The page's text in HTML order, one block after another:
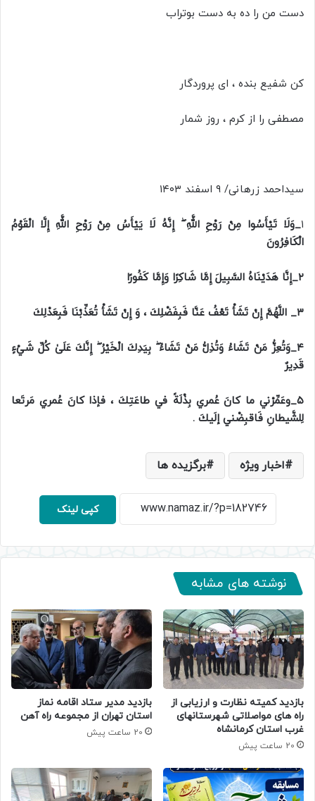
دست من را ده به دست بوتراب
کن شفیع بنده ، ای پروردگار
مصطفی را از کرم ، روز شمار
سیداحمد زرهانی/ ۹ اسفند ۱۴۰۳
۱_وَلَا تَيْأَسُوا مِنْ رَوْحِ اللَّهِ ۖ إِنَّهُ لَا يَيْأَسُ مِنْ رَوْحِ اللَّهِ إِلَّا الْقَوْمُ
الْكَافِرُونَ
۲_إِنَّا هَدَيْنَاهُ السَّبِيلَ إِمَّا شَاكِرًا وَإِمَّا كَفُورًا
۳_ اللَّهُمَّ إِنْ تَشَأْ تَعْفُ عَنَّا فَبِفَضْلِكَ ، وَ إِنْ تَشَأْ تُعَذِّبْنَا فَبِعَدْلِكَ
۴_وَتُعِزُّ مَنْ تَشَاءُ وَتُذِلُّ مَنْ تَشَاءُ ۖ بِيَدِكَ الْخَيْرُ ۖ إِنَّكَ عَلَىٰ كُلِّ شَيْءٍ
قَدِيرٌ
۵_وعَمِّرْني ما كانَ عُمري بِذْلَةً في طاعَتِكَ ، فإذا كانَ عُمري مَرتَعا
لِلشَّيطانِ فَاقبِضْني إلَيكَ .
اخبار ویژه برگزیده ها
کپی لینک
نوشته های مشابه
بازدید کمیته نظارت و ارزیابی از
راه های مواصلاتی شهرستانهای
غرب استان کرمانشاه
20 ساعت پیش
بازدید مدیر ستاد اقامه نماز
استان تهران از مجموعه راه آهن
20 ساعت پیش